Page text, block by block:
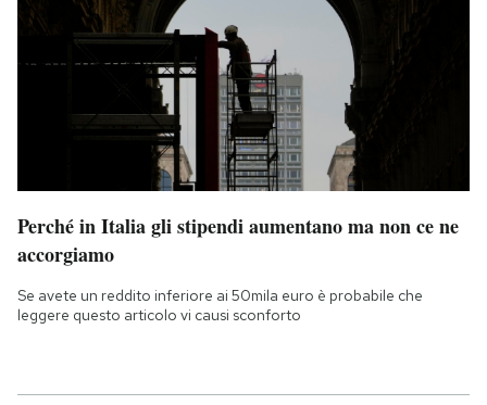
Perché in Italia gli stipendi aumentano ma non ce ne
accorgiamo
Se avete un reddito inferiore ai 50mila euro è probabile che
leggere questo articolo vi causi sconforto